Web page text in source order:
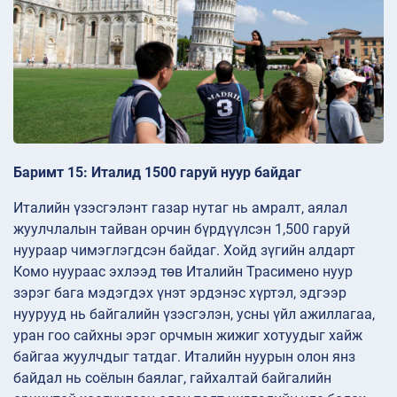
Баримт 15: Италид 1500 гаруй нуур байдаг
Италийн үзэсгэлэнт газар нутаг нь амралт, аялал
жуулчлалын тайван орчин бүрдүүлсэн 1,500 гаруй
нуураар чимэглэгдсэн байдаг. Хойд зүгийн алдарт
Комо нуураас эхлээд төв Италийн Трасимено нуур
зэрэг бага мэдэгдэх үнэт эрдэнэс хүртэл, эдгээр
нуурууд нь байгалийн үзэсгэлэн, усны үйл ажиллагаа,
уран гоо сайхны эрэг орчмын жижиг хотуудыг хайж
байгаа жуулчдыг татдаг. Италийн нуурын олон янз
байдал нь соёлын баялаг, гайхалтай байгалийн